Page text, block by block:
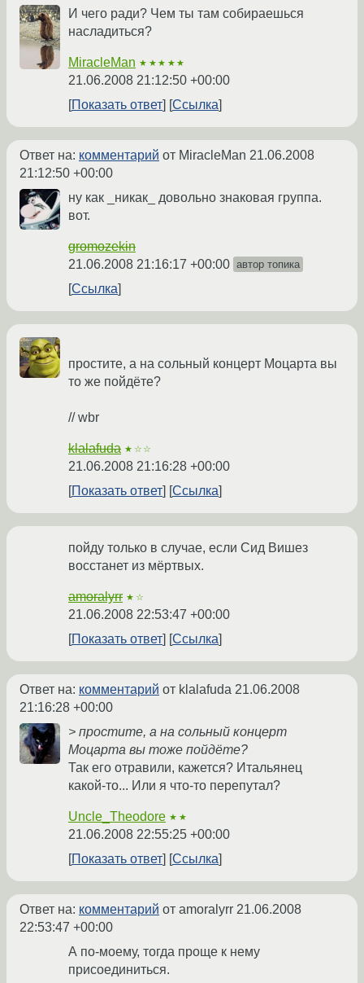
И чего ради? Чем ты там собираешься
насладиться?
MiracleMan ★★★★★
21.06.2008 21:12:50 +00:00
Показать ответ
Ссылка
Ответ на: комментарий от MiracleMan 21.06.2008
21:12:50 +00:00
ну как _никак_ довольно знаковая группа.
вот.
gromozekin
21.06.2008 21:16:17 +00:00 автор топика
Ссылка
простите, а на сольный концерт Моцарта вы
то же пойдёте?
// wbr
klalafuda ★☆☆
21.06.2008 21:16:28 +00:00
Показать ответ
Ссылка
пойду только в случае, если Сид Вишез
восстанет из мёртвых.
amoralyrr ★☆
21.06.2008 22:53:47 +00:00
Показать ответ
Ссылка
Ответ на: комментарий от klalafuda 21.06.2008
21:16:28 +00:00
> простите, а на сольный концерт
Моцарта вы тоже пойдёте?
Так его отравили, кажется? Итальянец
какой-то... Или я что-то перепутал?
Uncle_Theodore ★★
21.06.2008 22:55:25 +00:00
Показать ответ
Ссылка
Ответ на: комментарий от amoralyrr 21.06.2008
22:53:47 +00:00
А по-моему, тогда проще к нему
присоединиться.